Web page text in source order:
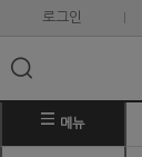
로그인
메뉴